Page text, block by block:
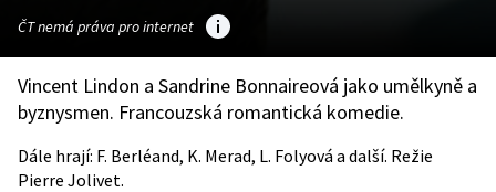
ČT nemá práva pro internet
Vincent Lindon a Sandrine Bonnaireová jako umělkyně a
byznysmen. Francouzská romantická komedie.
Dále hrají: F. Berléand, K. Merad, L. Folyová a další. Režie
Pierre Jolivet.